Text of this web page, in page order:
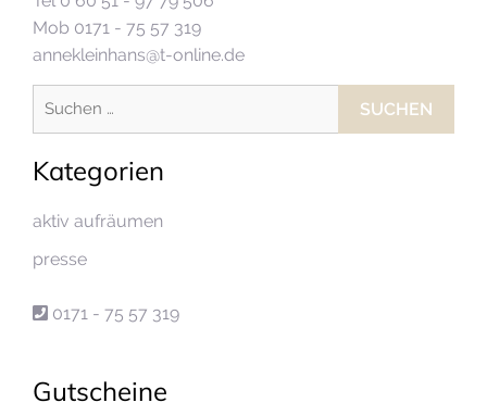
Mob 0171 - 75 57 319
annekleinhans@t-online.de
Kategorien
aktiv aufräumen
presse
0171 - 75 57 319
Gutscheine